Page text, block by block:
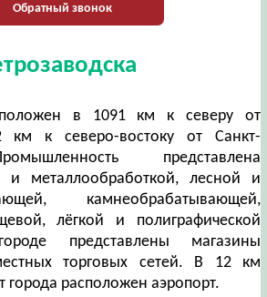
Обратный звонок
в 1091 км к северу от
к северо-востоку от Санкт-
представлена
и металлообработкой, лесной и
камнеобрабатывающей,
лёгкой и полиграфической
представлены магазины
торговых сетей. В 12 км
города расположен аэропорт.